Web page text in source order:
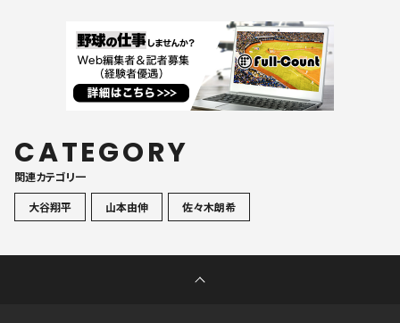
CATEGORY
関連カテゴリ一
大谷翔平
山本由伸 佐々木朗希